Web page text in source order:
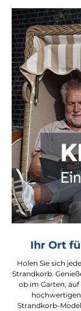
Ihr Ort
Holen Sie sich
Strandkorb.
ob im Garten, auf
Strandkorb-